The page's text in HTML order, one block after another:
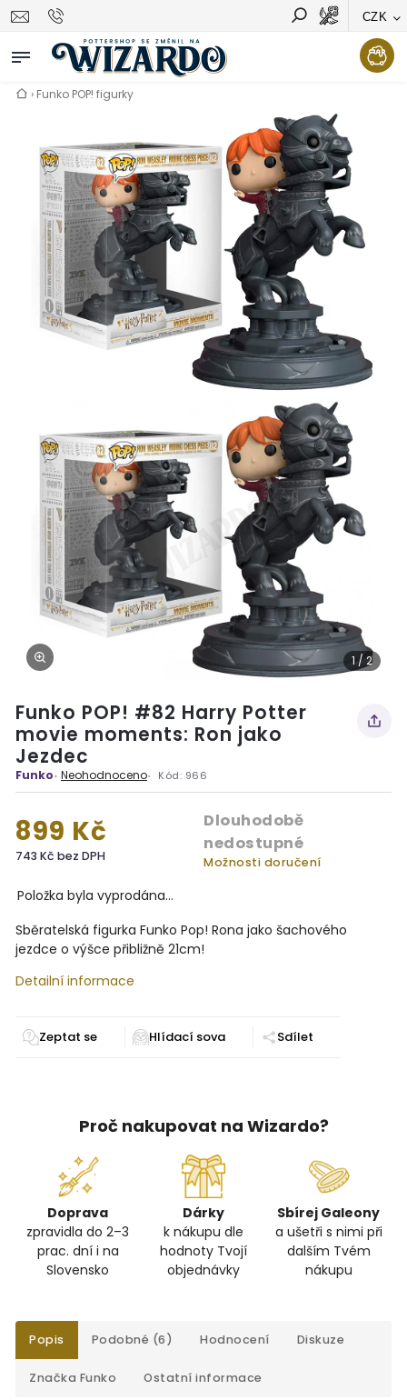
CZK
Vyhledávání Hledat
› Funko POP! figurky
1 / 2
Funko POP! #82 Harry Potter
movie moments: Ron jako
Jezdec
Funko Neohodnoceno Kód: 966
899 Kč
743 Kč bez DPH
Dlouhodobě
nedostupné
Možnosti doručení
Položka byla vyprodána…
Sběratelská figurka Funko Pop! Rona jako šachového
jezdce o výšce přibližně 21cm!
Detailní informace
Zeptat se Sdílet
Proč nakupovat na Wizardo?
Doprava
zpravidla do 2–3
prac. dní i na
Slovensko
Dárky
k nákupu dle
hodnoty Tvojí
objednávky
Sbírej Galeony
a ušetři s nimi při
dalším Tvém
nákupu
Popis Podobné (6) Hodnocení Diskuze
Značka Funko Ostatní informace